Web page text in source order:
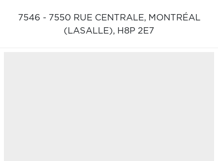
7546 - 7550 RUE CENTRALE, MONTRÉAL
(LASALLE), H8P 2E7